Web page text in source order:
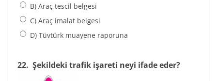
B) Araç tescil belgesi
C) Araç imalat belgesi
D) Tüvtürk muayene raporuna
22. Şekildeki trafik işareti neyi ifade eder?